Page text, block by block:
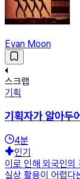
Evan Moon
스크랩
기획
기획자가 알아두
4분
인기
이로 인해 외국인의
실상 활용이 어렵다